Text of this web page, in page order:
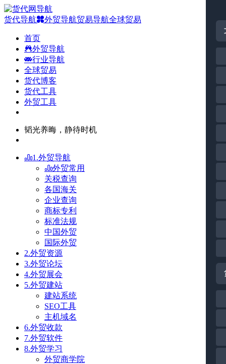
货代导航 外贸导航贸易导航全球贸易
首页
外贸导航
行业导航
全球贸易
货代博客
货代工具
外贸工具
韬光养晦，静待时机
1.外贸导航
外贸常用
关税查询
各国海关
企业查询
商标专利
标准法规
中国外贸
国际外贸
2.外贸资源
3.外贸论坛
4.外贸展会
5.外贸建站
建站系统
SEO工具
主机域名
6.外贸收款
7.外贸软件
8.外贸学习
外贸商学院